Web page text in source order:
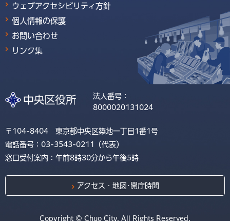
ウェブアクセシビリティ方針
個人情報の保護
お問い合わせ
リンク集
法人番号：
8000020131024
〒104-8404 東京都中央区築地一丁目1番1号
電話番号：03-3543-0211（代表）
窓口受付案内：午前8時30分から午後5時
アクセス・地図･開庁時間
Copyright © Chuo City. All Rights Reserved.